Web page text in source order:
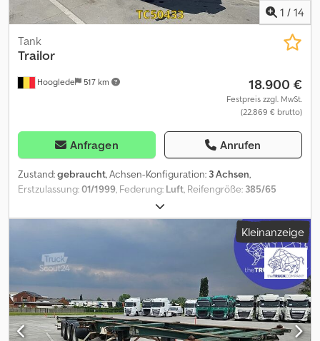
volausgestatett. Shau unsere video
1 / 14
Hooglede 517 km
Tank
Trailor
18.900 €
Festpreis zzgl. MwSt.
(22.869 € brutto)
Anfragen Anrufen
Zustand:gebraucht, Achsen-Konfiguration: 3 Achsen,
Erstzulassung:01/1999 , Federung: Luft , Reifengröße: 385/65
1999
Marke Achsen: Fruehauf Bremsen: Scheibenbremsen Federung:
Luftfederung Hinterachse 1: LM Felgen; Reifen Profil links: 4 mm;
Reifen Profil rechts: 7 mm Hinterachse 2: LM Felgen; Reifen Profil
links: 5 mm; Reifen Profil rechts: 8 mm Hinterachse 3: LM Felgen;
Reifen Profil links: 6 mm; Reifen Profil rechts: 5 mm Chodpfx Aozrb
Ecefkja zGG: 38.000 kg Schäden: keines
Kleinanzeige